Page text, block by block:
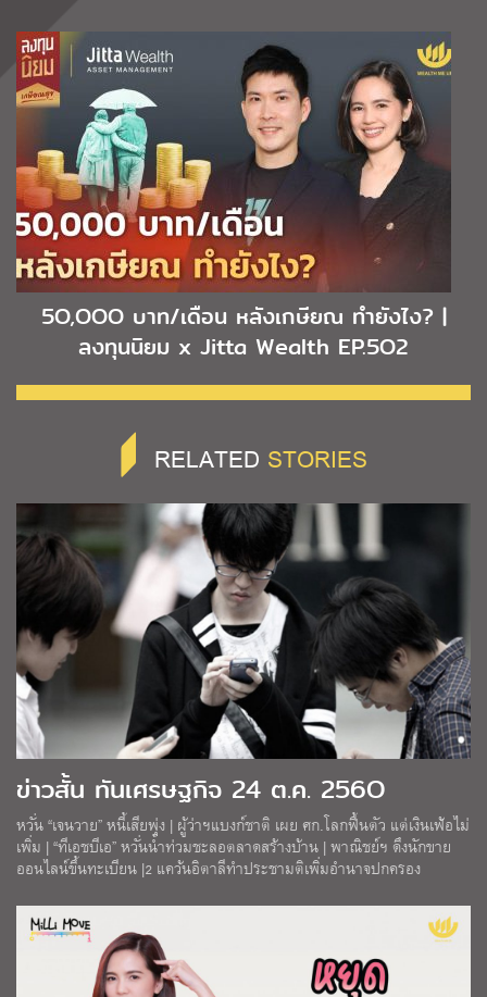
5O,OOO บาท/เดือน หลังเกษียณ ทำยังไง? |
ลงทุนนิยม x Jitta Wealth EP.5O2
RELATED STORIES
ข่าวสั้น ทันเศรษฐกิจ 24 ต.ค. 256O
หวั่น “เจนวาย” หนี้เสียพุ่ง | ผู้ว่าฯแบงก์ชาติ เผย ศก.โลกฟื้นตัว แต่เงินเฟ้อไม่
เพิ่ม | “ทีเอชบีเอ” หวั่นน้ำท่วมชะลอตลาดสร้างบ้าน | พาณิชย์ฯ ดึงนักขาย
ออนไลน์ขึ้นทะเบียน |2 แคว้นอิตาลีทำประชามติเพิ่มอำนาจปกครอง